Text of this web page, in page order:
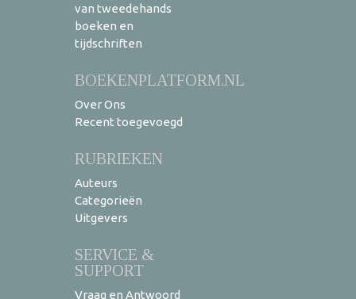
van tweedehands
boeken en
tijdschriften
BOEKENPLATFORM.NL
Over Ons
Recent toegevoegd
RUBRIEKEN
Auteurs
Categorieën
Uitgevers
SERVICE &
SUPPORT
Vraag en Antwoord